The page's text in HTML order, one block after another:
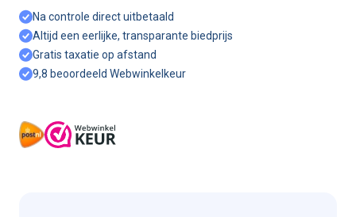
Na controle direct uitbetaald
Altijd een eerlijke, transparante biedprijs
Gratis taxatie op afstand
9,8 beoordeeld Webwinkelkeur